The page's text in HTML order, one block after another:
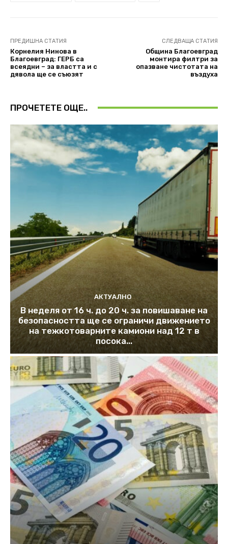
ПРЕДИШНА СТАТИЯ
Корнелия Нинова в
Благоевград: ГЕРБ са
всеядни – за властта и с
дявола ще се съюзят
СЛЕДВАЩА СТАТИЯ
Община Благоевград
монтира филтри за
опазване чистотата на
въздуха
ПРОЧЕТЕТЕ ОЩЕ..
АКТУАЛНО
В неделя от 16 ч. до 20 ч. за повишаване на
безопасността ще се ограничи движението
на тежкотоварните камиони над 12 т в
посока...